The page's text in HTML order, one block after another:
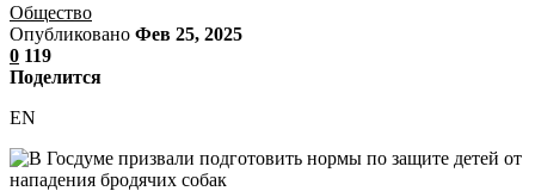
Общество
Опубликовано Фев 25, 2025
0 119
Поделится
EN